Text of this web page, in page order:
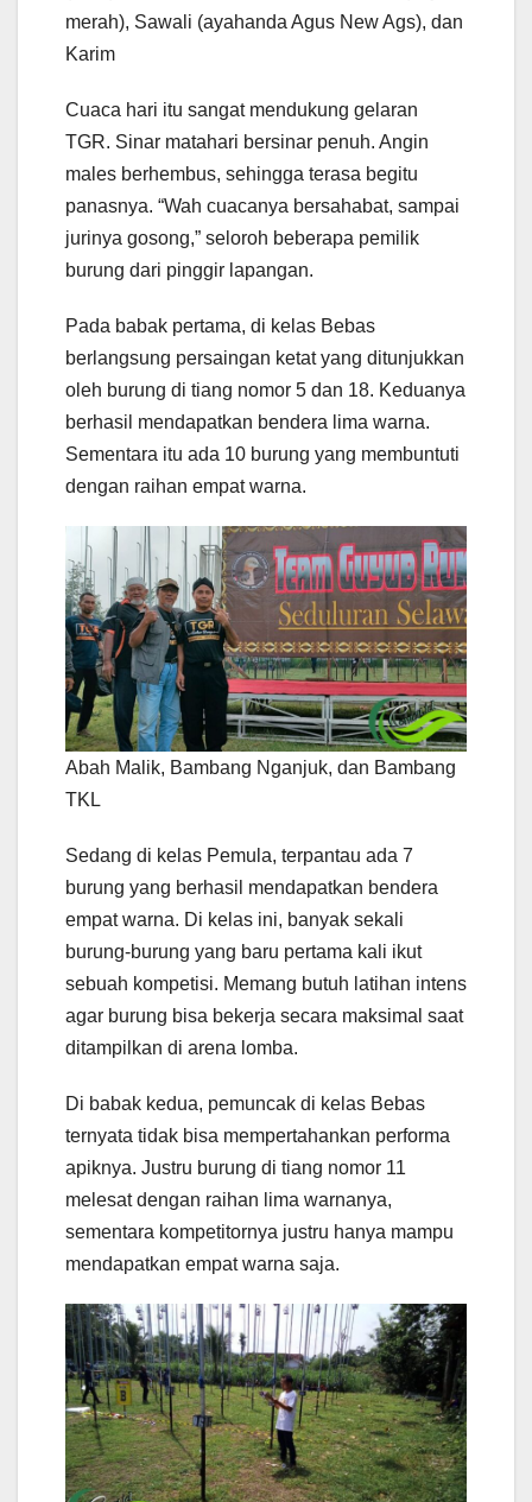
merah), Sawali (ayahanda Agus New Ags), dan
Karim
Cuaca hari itu sangat mendukung gelaran
TGR. Sinar matahari bersinar penuh. Angin
males berhembus, sehingga terasa begitu
panasnya. “Wah cuacanya bersahabat, sampai
jurinya gosong,” seloroh beberapa pemilik
burung dari pinggir lapangan.
Pada babak pertama, di kelas Bebas
berlangsung persaingan ketat yang ditunjukkan
oleh burung di tiang nomor 5 dan 18. Keduanya
berhasil mendapatkan bendera lima warna.
Sementara itu ada 10 burung yang membuntuti
dengan raihan empat warna.
Abah Malik, Bambang Nganjuk, dan Bambang
TKL
Sedang di kelas Pemula, terpantau ada 7
burung yang berhasil mendapatkan bendera
empat warna. Di kelas ini, banyak sekali
burung-burung yang baru pertama kali ikut
sebuah kompetisi. Memang butuh latihan intens
agar burung bisa bekerja secara maksimal saat
ditampilkan di arena lomba.
Di babak kedua, pemuncak di kelas Bebas
ternyata tidak bisa mempertahankan performa
apiknya. Justru burung di tiang nomor 11
melesat dengan raihan lima warnanya,
sementara kompetitornya justru hanya mampu
mendapatkan empat warna saja.